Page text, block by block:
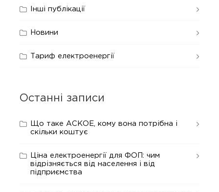
Інші публікації
Новини
Тариф електроенергії
Останні записи
Що таке АСКОЕ, кому вона потрібна і
скільки коштує
Ціна електроенергії для ФОП: чим
відрізняється від населення і від
підприємства